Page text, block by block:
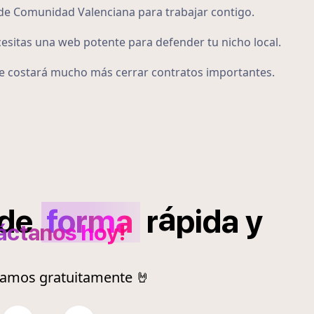
Comunidad Valenciana para trabajar contigo.
una web potente para defender tu nicho local.
costará mucho más cerrar contratos importantes.
forma rápida y
hoy!
gratuitamente 🤘